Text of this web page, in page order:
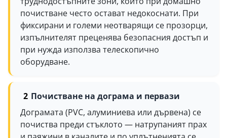
почистване често остават недокоснати. При
фиксирани и големи неотварящи се прозорци,
изпълнителят преценява безопасния достъп и
при нужда използва телескопично
оборудване.
Почистване на дограма и первази
Дограмата (PVC, алуминиева или дървена) се
почиства преди стъклото — натрупаният прах